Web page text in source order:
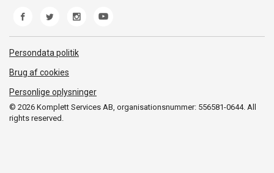
Fejl/Mangler
Fragt og levering
© 2026 Komplett Services AB, organisationsnummer: 556581-0644. All
rights reserved.
Persondata politik
Brug af cookies
Personlige oplysninger